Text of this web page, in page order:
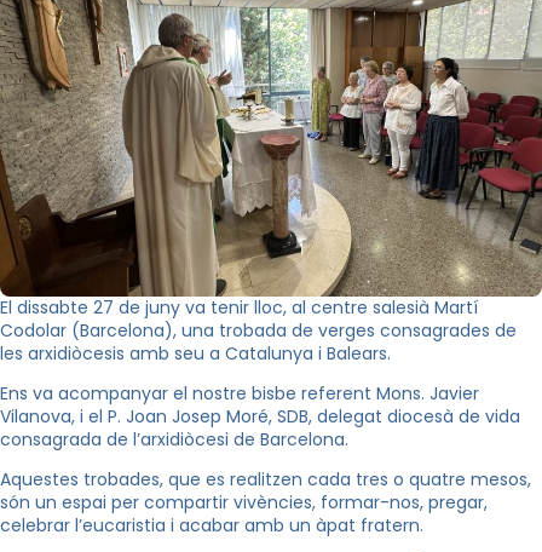
El dissabte 27 de juny va tenir lloc, al centre salesià Martí
Codolar (Barcelona), una trobada de verges consagrades de
les arxidiòcesis amb seu a Catalunya i Balears.
Ens va acompanyar el nostre bisbe referent Mons. Javier
Vilanova, i el P. Joan Josep Moré, SDB, delegat diocesà de vida
consagrada de l’arxidiòcesi de Barcelona.
Aquestes trobades, que es realitzen cada tres o quatre mesos,
són un espai per compartir vivències, formar-nos, pregar,
celebrar l’eucaristia i acabar amb un àpat fratern.